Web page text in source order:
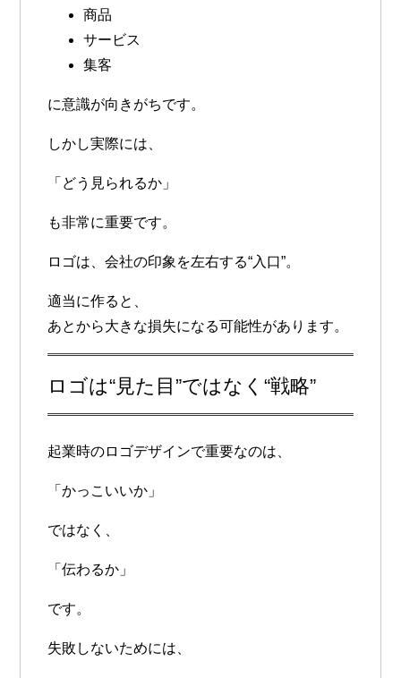
商品
サービス
集客
に意識が向きがちです。
しかし実際には、
「どう見られるか」
も非常に重要です。
ロゴは、会社の印象を左右する“入口”。
適当に作ると、
あとから大きな損失になる可能性があります。
ロゴは“見た目”ではなく“戦略”
起業時のロゴデザインで重要なのは、
「かっこいいか」
ではなく、
「伝わるか」
です。
失敗しないためには、